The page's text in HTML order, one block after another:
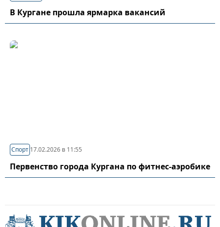
В Кургане прошла ярмарка вакансий
Спорт 17.02.2026 в 11:55
Первенство города Кургана по фитнес-аэробике